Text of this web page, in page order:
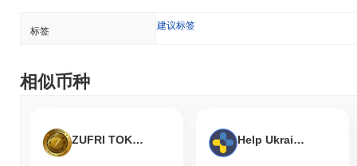
标签 建议标签
相似币种
ZUFRI TOKEN Help Ukraine Coin